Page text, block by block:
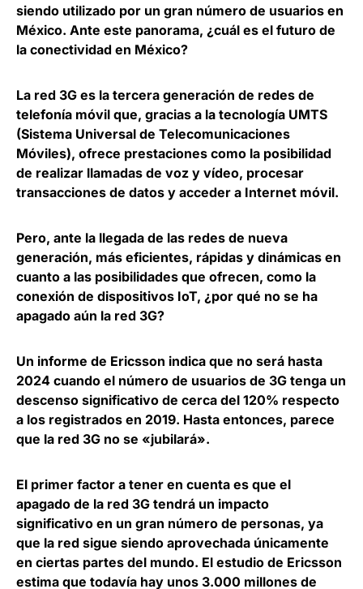
siendo utilizado por un gran número de usuarios en
México. Ante este panorama, ¿cuál es el futuro de
la conectividad en México?
La red 3G es la tercera generación de redes de
telefonía móvil que, gracias a la tecnología UMTS
(Sistema Universal de Telecomunicaciones
Móviles), ofrece prestaciones como la posibilidad
de realizar llamadas de voz y vídeo, procesar
transacciones de datos y acceder a Internet móvil.
Pero, ante la llegada de las redes de nueva
generación, más eficientes, rápidas y dinámicas en
cuanto a las posibilidades que ofrecen, como la
conexión de dispositivos IoT, ¿por qué no se ha
apagado aún la red 3G?
Un informe de Ericsson indica que no será hasta
2024 cuando el número de usuarios de 3G tenga un
descenso significativo de cerca del 120% respecto
a los registrados en 2019. Hasta entonces, parece
que la red 3G no se «jubilará».
El primer factor a tener en cuenta es que el
apagado de la red 3G tendrá un impacto
significativo en un gran número de personas, ya
que la red sigue siendo aprovechada únicamente
en ciertas partes del mundo. El estudio de Ericsson
estima que todavía hay unos 3.000 millones de